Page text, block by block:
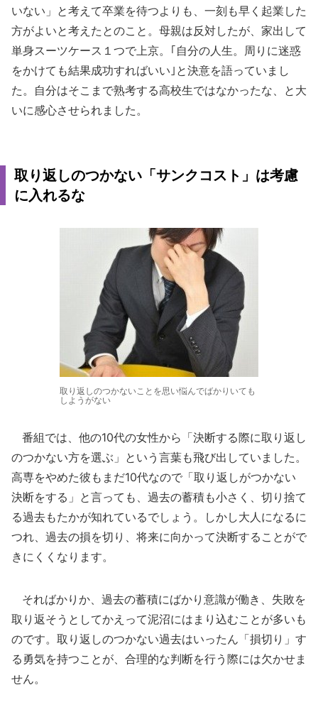
いない」と考えて卒業を待つよりも、一刻も早く起業した
方がよいと考えたとのこと。母親は反対したが、家出して
単身スーツケース１つで上京。｢自分の人生。周りに迷惑
をかけても結果成功すればいい｣と決意を語っていまし
た。自分はそこまで熟考する高校生ではなかったな、と大
いに感心させられました。
取り返しのつかない「サンクコスト」は考慮
に入れるな
取り返しのつかないことを思い悩んでばかりいても
しようがない
番組では、他の10代の女性から「決断する際に取り返し
のつかない方を選ぶ」という言葉も飛び出していました。
高専をやめた彼もまだ10代なので「取り返しがつかない
決断をする」と言っても、過去の蓄積も小さく、切り捨て
る過去もたかが知れているでしょう。しかし大人になるに
つれ、過去の損を切り、将来に向かって決断することがで
きにくくなります。
そればかりか、過去の蓄積にばかり意識が働き、失敗を
取り返そうとしてかえって泥沼にはまり込むことが多いも
のです。取り返しのつかない過去はいったん「損切り」す
る勇気を持つことが、合理的な判断を行う際には欠かせま
せん。